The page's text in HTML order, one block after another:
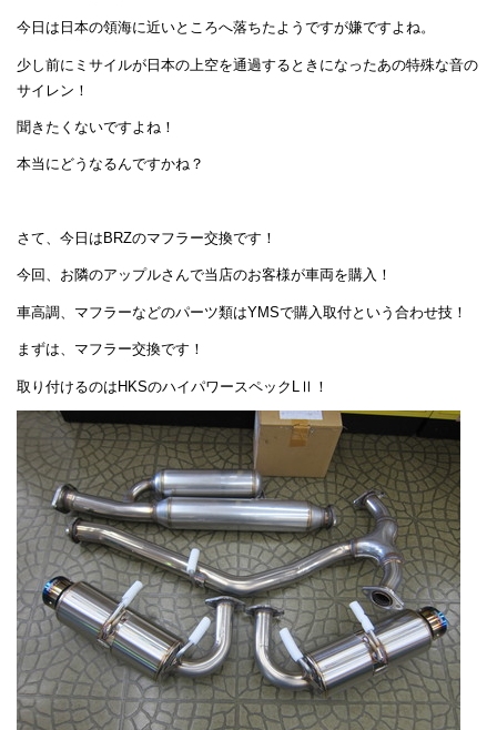
今日は日本の領海に近いところへ落ちたようですが嫌ですよね。
少し前にミサイルが日本の上空を通過するときになったあの特殊な音の
サイレン！
聞きたくないですよね！
本当にどうなるんですかね？
さて、今日はBRZのマフラー交換です！
今回、お隣のアップルさんで当店のお客様が車両を購入！
車高調、マフラーなどのパーツ類はYMSで購入取付という合わせ技！
まずは、マフラー交換です！
取り付けるのはHKSのハイパワースペックLⅡ！